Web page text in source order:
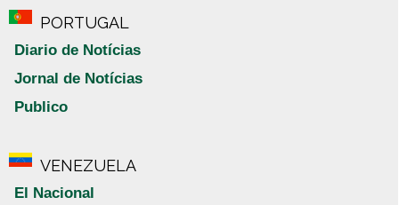
PORTUGAL
Diario de Notícias
Jornal de Notícias
Publico
VENEZUELA
El Nacional